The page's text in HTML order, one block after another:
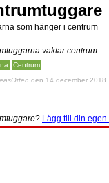
som hänger i centrum
vaktar centrum.
Centrum
den 14 december 2018
? Lägg till din